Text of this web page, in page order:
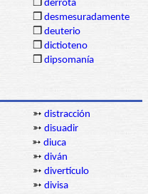
❒ derrota
❒ desmesuradamente
❒ deuterio
❒ dictioteno
❒ dipsomanía
➳ distracción
➳ disuadir
➳ diuca
➳ diván
➳ divertículo
➳ divisa